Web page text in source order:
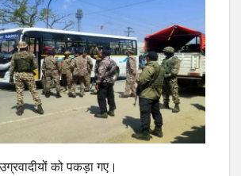
को पकड़ा गए।